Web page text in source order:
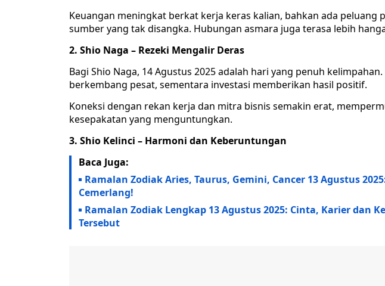
Keuangan meningkat berkat kerja keras kalian, bahkan ada peluang
sumber yang tak disangka. Hubungan asmara juga terasa lebih
2. Shio Naga – Rezeki Mengalir Deras
Bagi Shio Naga, 14 Agustus 2025 adalah hari yang penuh
berkembang pesat, sementara investasi memberikan hasil positif.
Koneksi dengan rekan kerja dan mitra bisnis semakin erat,
kesepakatan yang menguntungkan.
3. Shio Kelinci – Harmoni dan Keberuntungan
Baca Juga:
Ramalan Zodiak Aries, Taurus, Gemini, Cancer 13 Agustus
Cemerlang!
Ramalan Zodiak Lengkap 13 Agustus 2025: Cinta, Karier dan
Tersebut